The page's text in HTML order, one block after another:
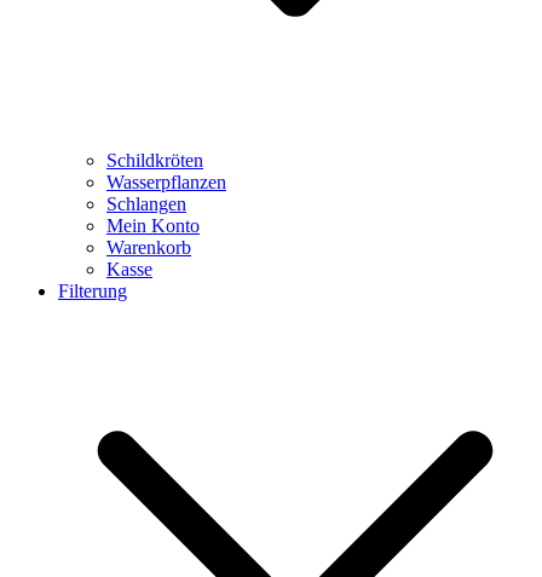
Schildkröten
Wasserpflanzen
Schlangen
Mein Konto
Warenkorb
Kasse
Filterung